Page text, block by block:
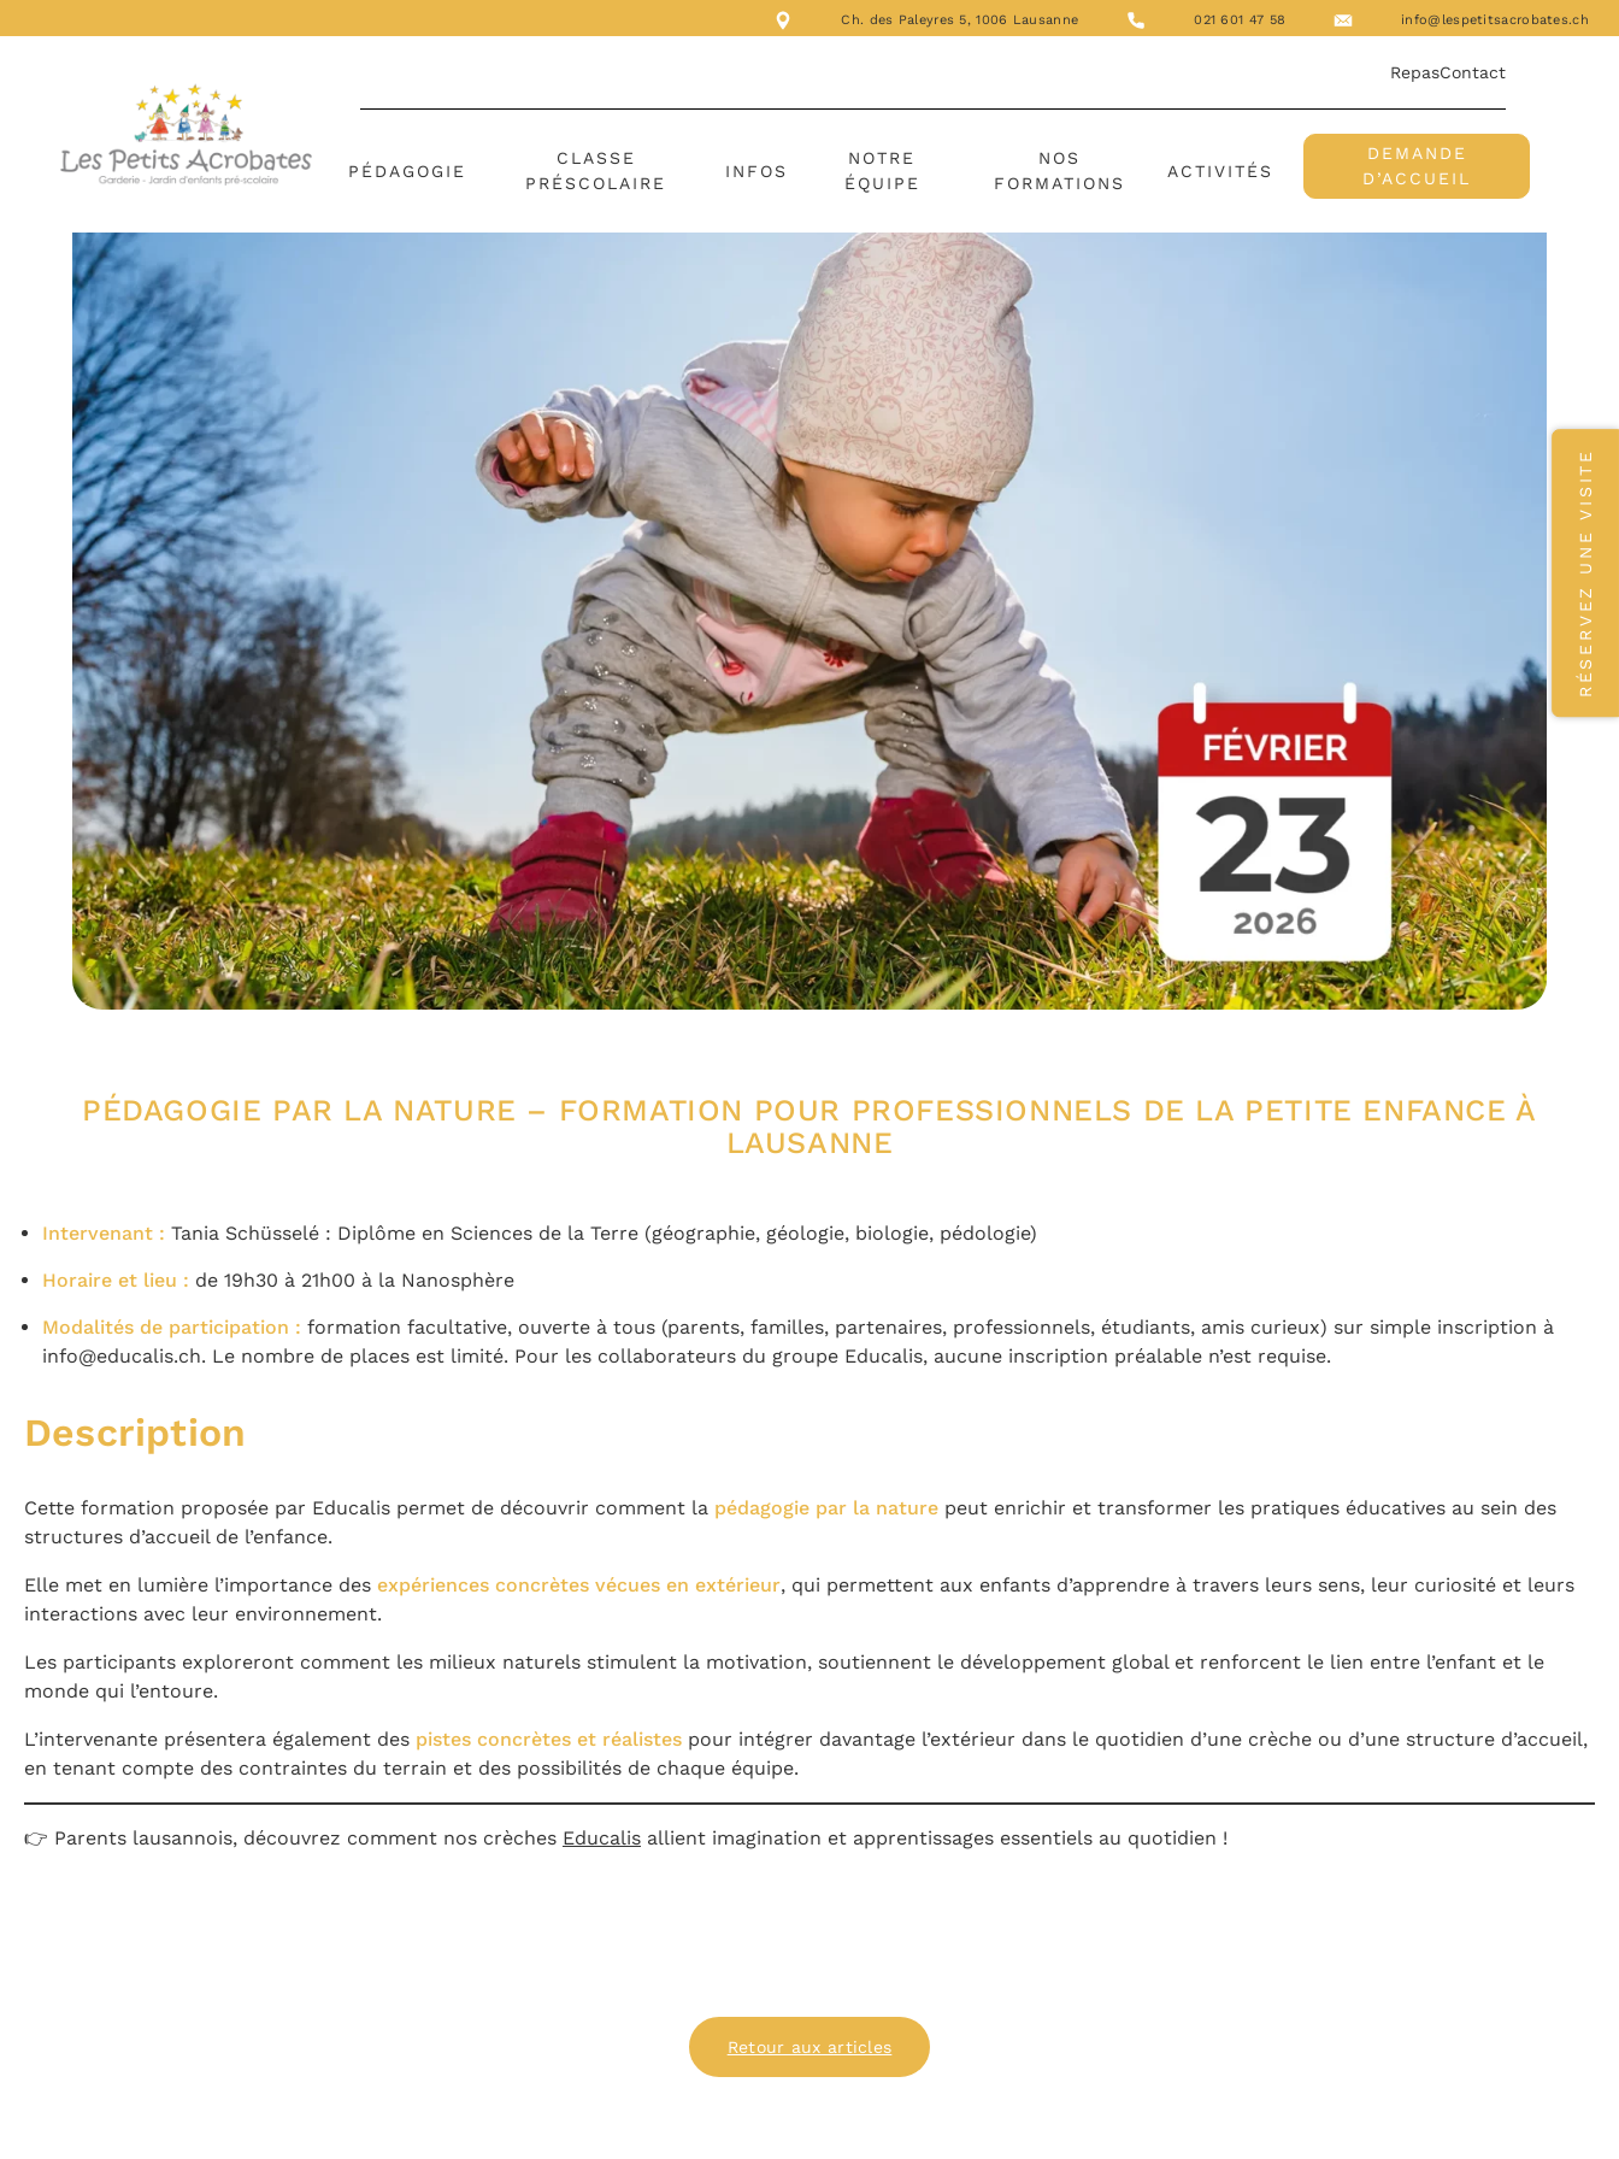
Ch. des Paleyres 5, 1006 Lausanne 021 601 47 58 info@lespetitsacrobates.ch
RepasContact
PÉDAGOGIE
CLASSE
PRÉSCOLAIRE
INFOS
NOTRE
ÉQUIPE
NOS
FORMATIONS
ACTIVITÉS
DEMANDE
D’ACCUEIL
PÉDAGOGIE PAR LA NATURE – FORMATION POUR PROFESSIONNELS DE LA PETITE ENFANCE À
LAUSANNE
Intervenant : Tania Schüsselé : Diplôme en Sciences de la Terre (géographie, géologie, biologie, pédologie)
Horaire et lieu : de 19h30 à 21h00 à la Nanosphère
Modalités de participation : formation facultative, ouverte à tous (parents, familles, partenaires, professionnels, étudiants, amis curieux) sur simple inscription à
info@educalis.ch. Le nombre de places est limité. Pour les collaborateurs du groupe Educalis, aucune inscription préalable n’est requise.
Description
Cette formation proposée par Educalis permet de découvrir comment la pédagogie par la nature peut enrichir et transformer les pratiques éducatives au sein des
structures d’accueil de l’enfance.
Elle met en lumière l’importance des expériences concrètes vécues en extérieur, qui permettent aux enfants d’apprendre à travers leurs sens, leur curiosité et leurs
interactions avec leur environnement.
Les participants exploreront comment les milieux naturels stimulent la motivation, soutiennent le développement global et renforcent le lien entre l’enfant et le
monde qui l’entoure.
L’intervenante présentera également des pistes concrètes et réalistes pour intégrer davantage l’extérieur dans le quotidien d’une crèche ou d’une structure d’accueil,
en tenant compte des contraintes du terrain et des possibilités de chaque équipe.
👉 Parents lausannois, découvrez comment nos crèches Educalis allient imagination et apprentissages essentiels au quotidien !
Retour aux articles
RÉSERVEZ UNE VISITE